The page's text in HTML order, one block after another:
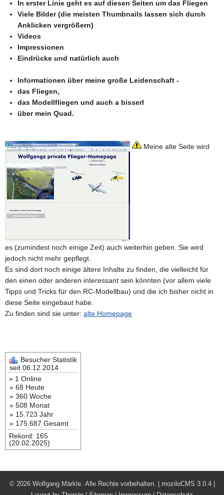
In erster Linie geht es auf diesen Seiten um das Fliegen
Viele Bilder (die meisten Thumbnails lassen sich durch
Anklicken vergrößern)
Videos
Impressionen
Eindrücke und natürlich auch
Informationen über meine große Leidenschaft -
das Fliegen,
das Modellfliegen und auch a bisserl
über mein Quad.
Meine alte Seite wird
es (zumindest noch einige Zeit) auch weiterhin geben. Sie wird
jedoch nicht mehr gepflegt.
Es sind dort noch einige ältere Inhalte zu finden, die vielleicht für
den einen oder anderen interessant sein könnten (vor allem viele
Tipps und Tricks für den RC-Modellbau) und die ich bisher nicht in
diese Seite eingebaut habe.
Zu finden sind sie unter: alte Homepage
Besucher Statistik
seit 06.12.2014
» 1 Online
» 68 Heute
» 360 Woche
» 508 Monat
» 15.723 Jahr
» 175.687 Gesamt
Rekord: 165
(20.02.2025)
© 2026 Wolfgang Märkle. Alle Rechte vorbehalten. | moziloCMS 3.0.4|